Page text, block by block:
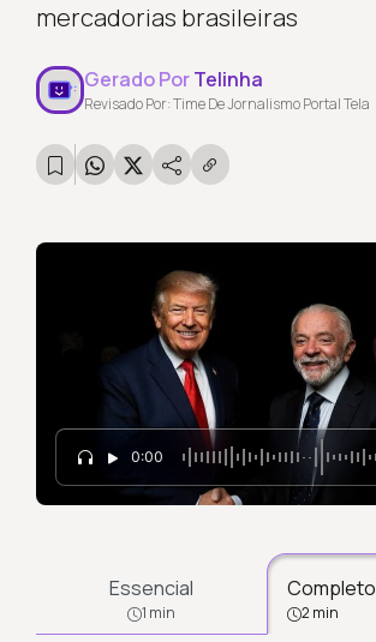
mercadorias brasileiras
Gerado PorTelinha
Revisado Por: Time De Jornalismo Portal Tela
0:00
Essencial
1 min
Completo
2 min